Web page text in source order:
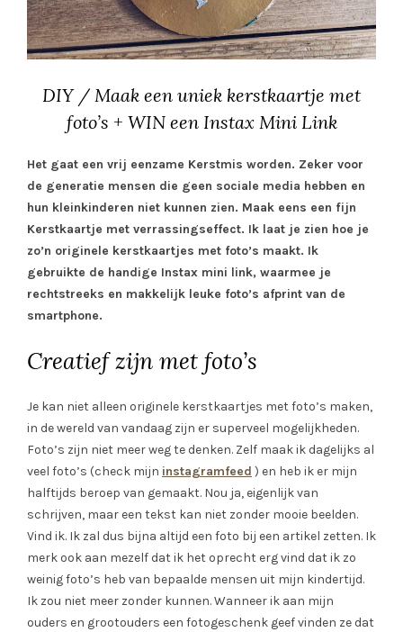
DIY / Maak een uniek kerstkaartje met
foto’s + WIN een Instax Mini Link
Het gaat een vrij eenzame Kerstmis worden. Zeker voor
de generatie mensen die geen sociale media hebben en
hun kleinkinderen niet kunnen zien. Maak eens een fijn
Kerstkaartje met verrassingseffect. Ik laat je zien hoe je
zo’n originele kerstkaartjes met foto’s maakt. Ik
gebruikte de handige Instax mini link, waarmee je
rechtstreeks en makkelijk leuke foto’s afprint van de
smartphone.
Creatief zijn met foto’s
Je kan niet alleen originele kerstkaartjes met foto’s maken,
in de wereld van vandaag zijn er superveel mogelijkheden.
Foto’s zijn niet meer weg te denken. Zelf maak ik dagelijks al
veel foto’s (check mijn instagramfeed ) en heb ik er mijn
halftijds beroep van gemaakt. Nou ja, eigenlijk van
schrijven, maar een tekst kan niet zonder mooie beelden.
Vind ik. Ik zal dus bijna altijd een foto bij een artikel zetten. Ik
merk ook aan mezelf dat ik het oprecht erg vind dat ik zo
weinig foto’s heb van bepaalde mensen uit mijn kindertijd.
Ik zou niet meer zonder kunnen. Wanneer ik aan mijn
ouders en grootouders een fotogeschenk geef vinden ze dat